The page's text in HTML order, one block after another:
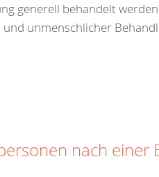
generell behandelt
unmenschlicher
nach einer